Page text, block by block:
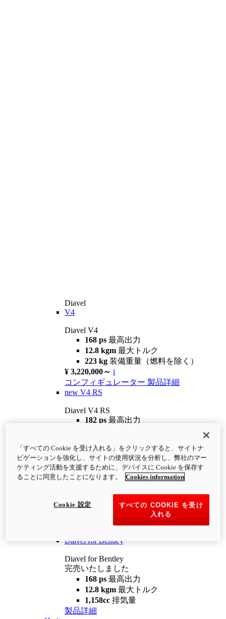
Diavel
V4
Diavel V4
168 ps 最高出力
12.8 kgm 最大トルク
223 kg 装備重量（燃料を除く）
¥ 3,220,000～ i
コンフィギュレーター 製品詳細
new V4 RS
Diavel V4 RS
182 ps 最高出力
¥4,400,000 i
コンフィギュレーター 製品詳細
newV4 RS 100
12.2 kgm
最大トルク
装備重量（燃料を除く）
Diavel for Bentley
Diavel for Bentley
完売いたしました
168 ps 最高出力
12.8 kgm 最大トルク
1,158cc 排気量
製品詳細
「すべての Cookie を受け入れる」をクリックすると、サイトナ
ビゲーションを強化し、サイトの使用状況を分析し、弊社のマー
ケティング活動を支援するために、デバイスに Cookie を保存す
ることに同意したことになります。
Cookies information
すべての COOKIE を受け
入れる
Cookie 設定